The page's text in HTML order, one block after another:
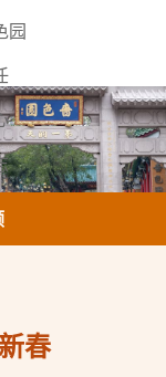
园
春